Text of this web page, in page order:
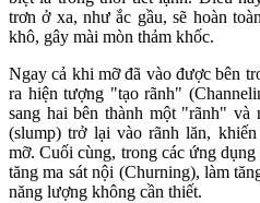
trơn ở xa, như ắc gầu, sẽ hoàn
khô, gây mài mòn thảm khốc.
Ngay cả khi mỡ đã vào được bên
ra hiện tượng "tạo rãnh"
sang hai bên thành một "rãnh"
(slump) trở lại vào rãnh lăn,
mỡ. Cuối cùng, trong các ứng
tăng ma sát nội (Churning), làm
năng lượng không cần thiết.